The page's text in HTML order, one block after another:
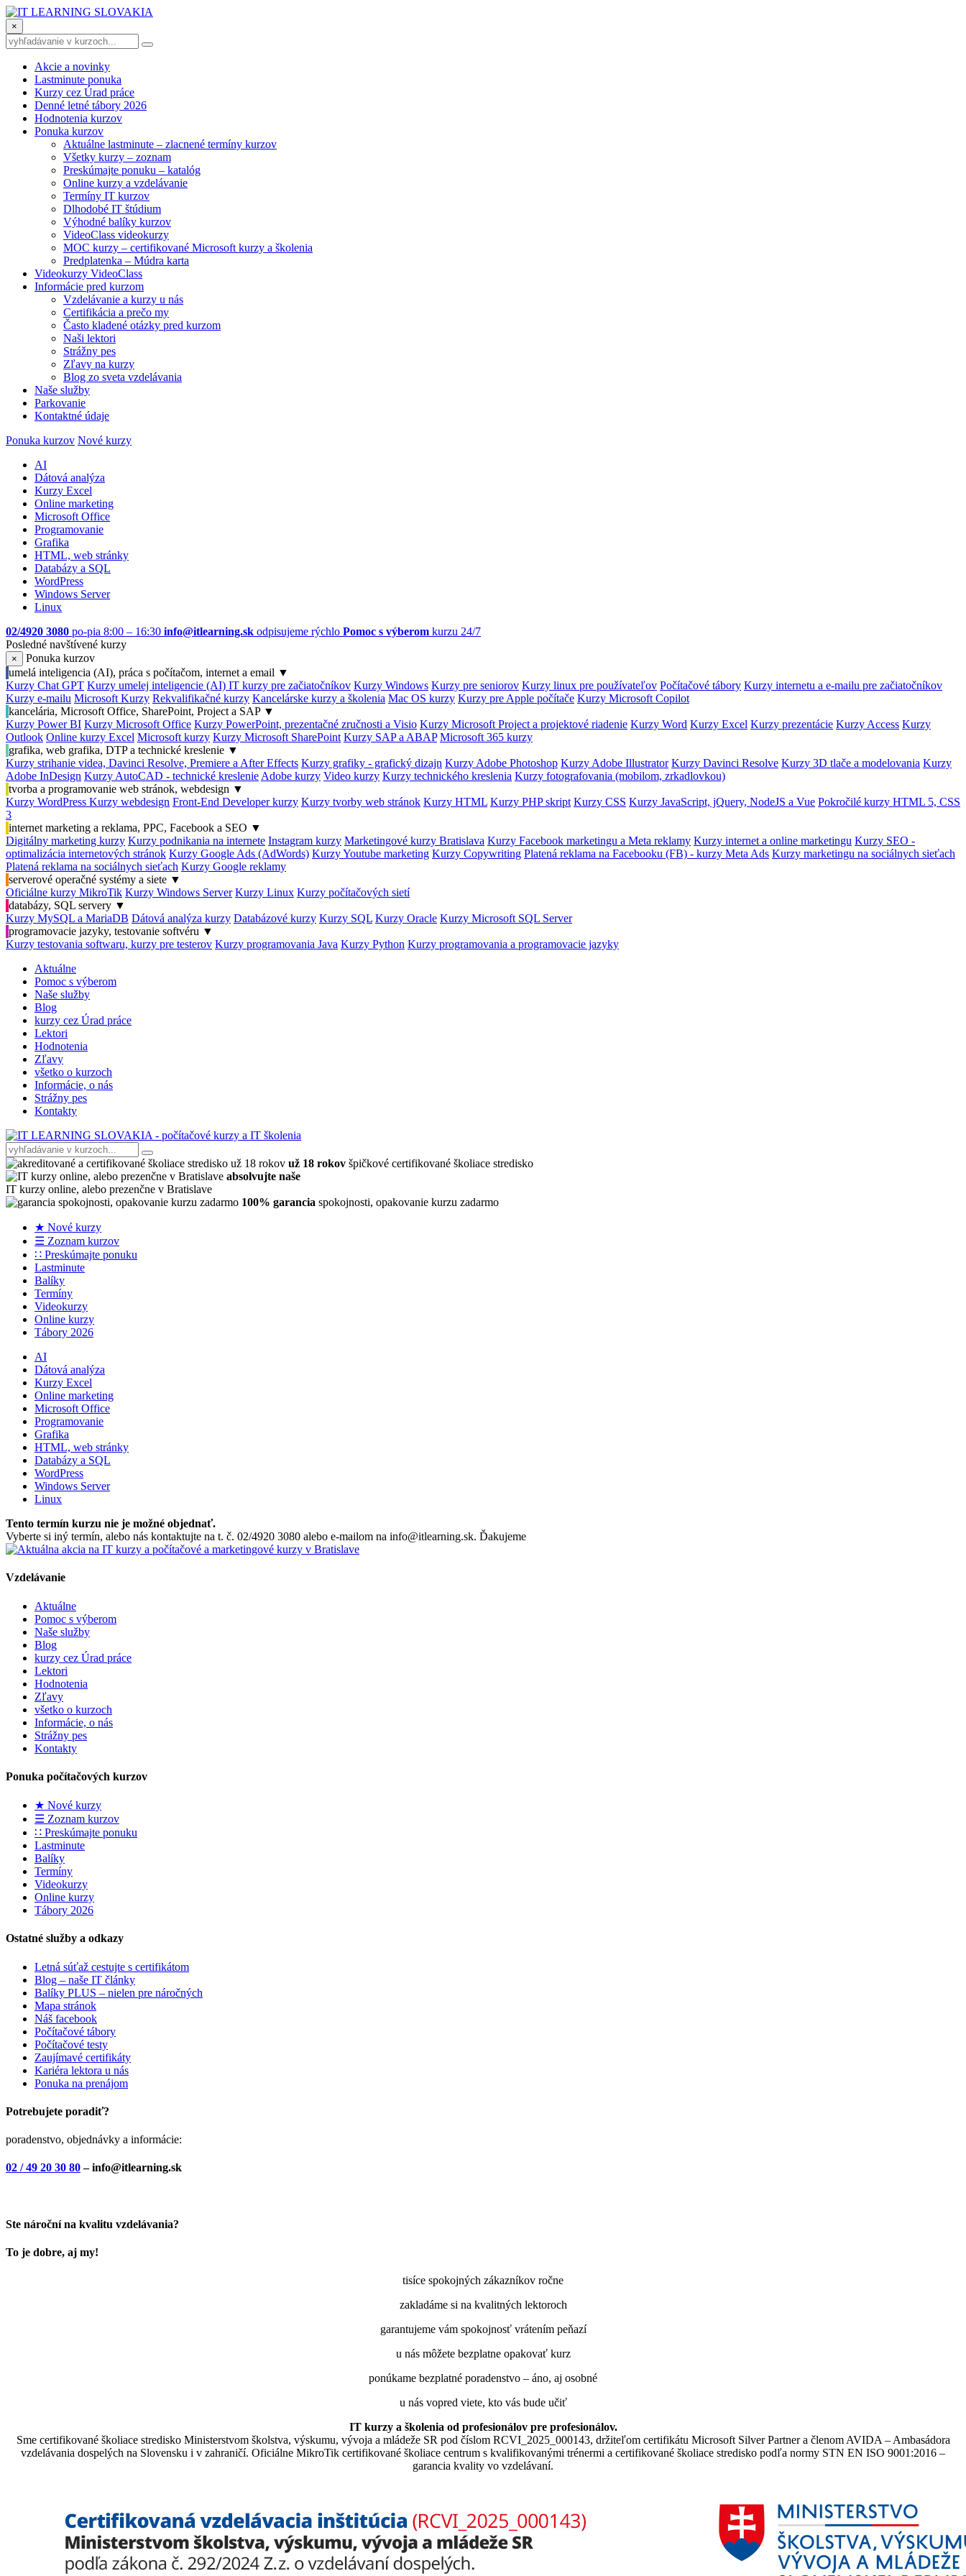
×
Akcie a novinky
Lastminute ponuka
Kurzy cez Úrad práce
Denné letné tábory 2026
Hodnotenia kurzov
Ponuka kurzov
Aktuálne lastminute – zlacnené termíny kurzov
Všetky kurzy – zoznam
Preskúmajte ponuku – katalóg
Online kurzy a vzdelávanie
Termíny IT kurzov
Dlhodobé IT štúdium
Výhodné balíky kurzov
VideoClass videokurzy
MOC kurzy – certifikované Microsoft kurzy a školenia
Predplatenka – Múdra karta
Videokurzy VideoClass
Informácie pred kurzom
Vzdelávanie a kurzy u nás
Certifikácia a prečo my
Často kladené otázky pred kurzom
Naši lektori
Strážny pes
Zľavy na kurzy
Blog zo sveta vzdelávania
Naše služby
Parkovanie
Kontaktné údaje
Ponuka kurzov Nové kurzy
AI
Dátová analýza
Kurzy Excel
Online marketing
Microsoft Office
Programovanie
Grafika
HTML, web stránky
Databázy a SQL
WordPress
Windows Server
Linux
02/4920 3080 po-pia 8:00 – 16:30 info@itlearning.sk odpisujeme rýchlo Pomoc s výberom kurzu 24/7
Posledné navštívené kurzy
×
Ponuka kurzov
umelá inteligencia (AI), práca s počítačom, internet a email ▼
Kurzy Chat GPT Kurzy umelej inteligencie (AI) IT kurzy pre začiatočníkov Kurzy Windows Kurzy pre seniorov Kurzy linux pre používateľov Počítačové tábory Kurzy internetu a e-mailu pre začiatočníkov
Kurzy e-mailu Microsoft Kurzy Rekvalifikačné kurzy Kancelárske kurzy a školenia Mac OS kurzy Kurzy pre Apple počítače Kurzy Microsoft Copilot
kancelária, Microsoft Office, SharePoint, Project a SAP ▼
Kurzy Power BI Kurzy Microsoft Office Kurzy PowerPoint, prezentačné zručnosti a Visio Kurzy Microsoft Project a projektové riadenie Kurzy Word Kurzy Excel Kurzy prezentácie Kurzy Access Kurzy
Outlook Online kurzy Excel Microsoft kurzy Kurzy Microsoft SharePoint Kurzy SAP a ABAP Microsoft 365 kurzy
grafika, web grafika, DTP a technické kreslenie ▼
Kurzy strihanie videa, Davinci Resolve, Premiere a After Effects Kurzy grafiky - grafický dizajn Kurzy Adobe Photoshop Kurzy Adobe Illustrator Kurzy Davinci Resolve Kurzy 3D tlače a modelovania Kurzy
Adobe InDesign Kurzy AutoCAD - technické kreslenie Adobe kurzy Video kurzy Kurzy technického kreslenia Kurzy fotografovania (mobilom, zrkadlovkou)
tvorba a programovanie web stránok, webdesign ▼
Kurzy WordPress Kurzy webdesign Front-End Developer kurzy Kurzy tvorby web stránok Kurzy HTML Kurzy PHP skript Kurzy CSS Kurzy JavaScript, jQuery, NodeJS a Vue Pokročilé kurzy HTML 5, CSS
3
internet marketing a reklama, PPC, Facebook a SEO ▼
Digitálny marketing kurzy Kurzy podnikania na internete Instagram kurzy Marketingové kurzy Bratislava Kurzy Facebook marketingu a Meta reklamy Kurzy internet a online marketingu Kurzy SEO -
optimalizácia internetových stránok Kurzy Google Ads (AdWords) Kurzy Youtube marketing Kurzy Copywriting Platená reklama na Facebooku (FB) - kurzy Meta Ads Kurzy marketingu na sociálnych sieťach
Platená reklama na sociálnych sieťach Kurzy Google reklamy
serverové operačné systémy a siete ▼
Oficiálne kurzy MikroTik Kurzy Windows Server Kurzy Linux Kurzy počítačových sietí
databázy, SQL servery ▼
Kurzy MySQL a MariaDB Dátová analýza kurzy Databázové kurzy Kurzy SQL Kurzy Oracle Kurzy Microsoft SQL Server
programovacie jazyky, testovanie softvéru ▼
Kurzy testovania softwaru, kurzy pre testerov Kurzy programovania Java Kurzy Python Kurzy programovania a programovacie jazyky
Aktuálne
Pomoc s výberom
Naše služby
Blog
kurzy cez Úrad práce
Lektori
Hodnotenia
Zľavy
všetko o kurzoch
Informácie, o nás
Strážny pes
Kontakty
už 18 rokov špičkové certifikované školiace stredisko
absolvujte naše
IT kurzy online, alebo prezenčne v Bratislave
100% garancia spokojnosti, opakovanie kurzu zadarmo
★ Nové kurzy
☰ Zoznam kurzov
∷ Preskúmajte ponuku
Lastminute
Balíky
Termíny
Videokurzy
Online kurzy
Tábory 2026
AI
Dátová analýza
Kurzy Excel
Online marketing
Microsoft Office
Programovanie
Grafika
HTML, web stránky
Databázy a SQL
WordPress
Windows Server
Linux
Tento termín kurzu nie je možné objednať.
Vyberte si iný termín, alebo nás kontaktujte na t. č. 02/4920 3080 alebo e-mailom na info@itlearning.sk. Ďakujeme
Vzdelávanie
Aktuálne
Pomoc s výberom
Naše služby
Blog
kurzy cez Úrad práce
Lektori
Hodnotenia
Zľavy
všetko o kurzoch
Informácie, o nás
Strážny pes
Kontakty
Ponuka počítačových kurzov
★ Nové kurzy
☰ Zoznam kurzov
∷ Preskúmajte ponuku
Lastminute
Balíky
Termíny
Videokurzy
Online kurzy
Tábory 2026
Ostatné služby a odkazy
Letná súťaž cestujte s certifikátom
Blog – naše IT články
Balíky PLUS – nielen pre náročných
Mapa stránok
Náš facebook
Počítačové tábory
Počítačové testy
Zaujímavé certifikáty
Kariéra lektora u nás
Ponuka na prenájom
Potrebujete poradiť?
poradenstvo, objednávky a informácie:
02 / 49 20 30 80– info@itlearning.sk
Ste nároční na kvalitu vzdelávania?
To je dobre, aj my!
tisíce spokojných zákazníkov ročne
zakladáme si na kvalitných lektoroch
garantujeme vám spokojnosť vrátením peňazí
u nás môžete bezplatne opakovať kurz
ponúkame bezplatné poradenstvo – áno, aj osobné
u nás vopred viete, kto vás bude učiť
IT kurzy a školenia od profesionálov pre profesionálov.
Sme certifikované školiace stredisko Ministerstvom školstva, výskumu, vývoja a mládeže SR pod číslom RCVI_2025_000143, držiteľom certifikátu Microsoft Silver Partner a členom AVIDA – Ambasádora
vzdelávania dospelých na Slovensku i v zahraničí.​​​​​​​​​​​​​​​​ Oficiálne MikroTik certifikované školiace centrum s kvalifikovanými trénermi ​​​​​​​​​​a certifikované školiace stredisko podľa normy STN EN ISO 9001:2016 –
garancia kvality vo vzdelávaní.